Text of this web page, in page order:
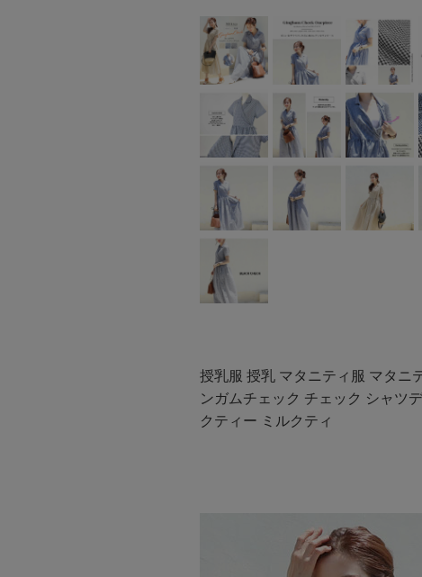
授乳服 授乳 マタニティ服 マタニ
ンガムチェック チェック シャツ
クティー ミルクティ